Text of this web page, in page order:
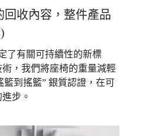
回收內容，整件產品
了有關可持續性的新標
，我們將座椅的重量減輕
籃到搖籃” 銀質認證，在可
步。